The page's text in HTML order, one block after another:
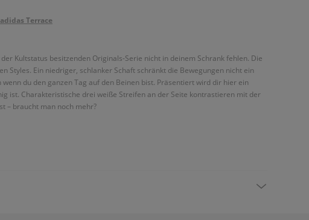
adidas Terrace
Kultstatus besitzenden Originals-Serie nicht in deinem Schrank fehlen. Die
Styles. Ein niedriger, schlanker Schaft schränkt die Bewegungen nicht ein
du den ganzen Tag auf den Beinen bist. Präsentiert wird dir hier ein
ist. Charakteristische drei weiße Streifen an der Seite kontrastieren mit der
– braucht man noch mehr?